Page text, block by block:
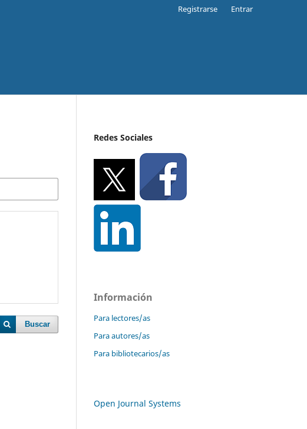
Registrarse Entrar
Buscar
Redes Sociales
Información
Para lectores/as
Para autores/as
Para bibliotecarios/as
Open Journal Systems